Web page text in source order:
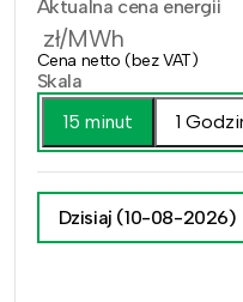
Aktualna cena energii
zł/MWh
Cena netto (bez VAT)
Skala
15 minut
1
Dzisiaj (10-08-2026)